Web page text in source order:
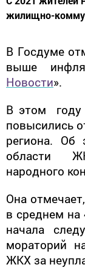
жилищно-
В Госдуме
выше
Новости».
В этом году
повысились
региона. Об
области
народного
Она
в среднем на
начала
мораторий
ЖКХ за